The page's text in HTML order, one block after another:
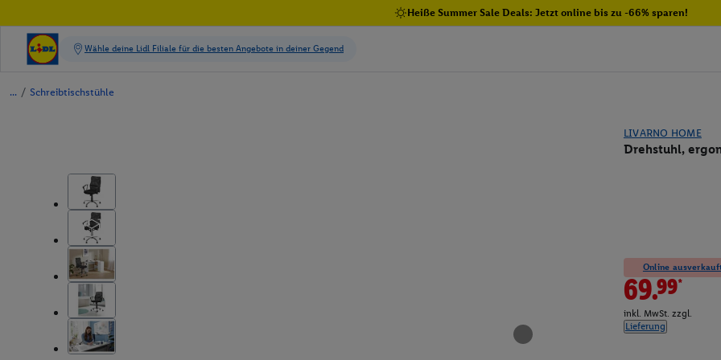
Heiße Summer Sale Deals: Jetzt online bis zu -66% sparen!
/ Schreibtischstühle
LIVARNO HOME
Drehstuhl,
Online
69.99*
inkl. MwSt. zzgl.
Lieferung